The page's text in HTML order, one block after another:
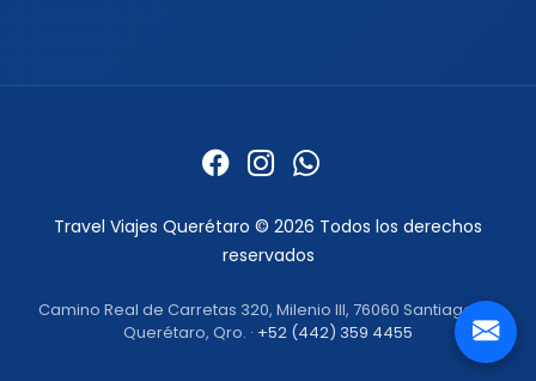
Travel Viajes Querétaro © 2026 Todos los derechos
reservados
Camino Real de Carretas 320, Milenio III, 76060 Santiago de
Querétaro, Qro. · +52 (442) 359 4455